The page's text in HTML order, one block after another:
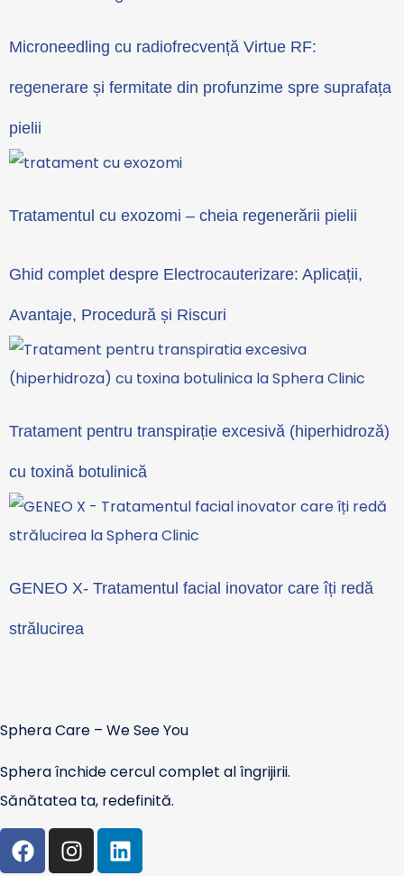
Microneedling cu radiofrecvență Virtue RF:
regenerare și fermitate din profunzime spre suprafața
pielii
Tratamentul cu exozomi – cheia regenerării pielii
Ghid complet despre Electrocauterizare: Aplicații,
Avantaje, Procedură și Riscuri
Tratament pentru transpirație excesivă (hiperhidroză)
cu toxină botulinică
GENEO X- Tratamentul facial inovator care îți redă
strălucirea
Sphera Care – We See You
Sphera închide cercul complet al îngrijirii.
Sănătatea ta, redefinită.